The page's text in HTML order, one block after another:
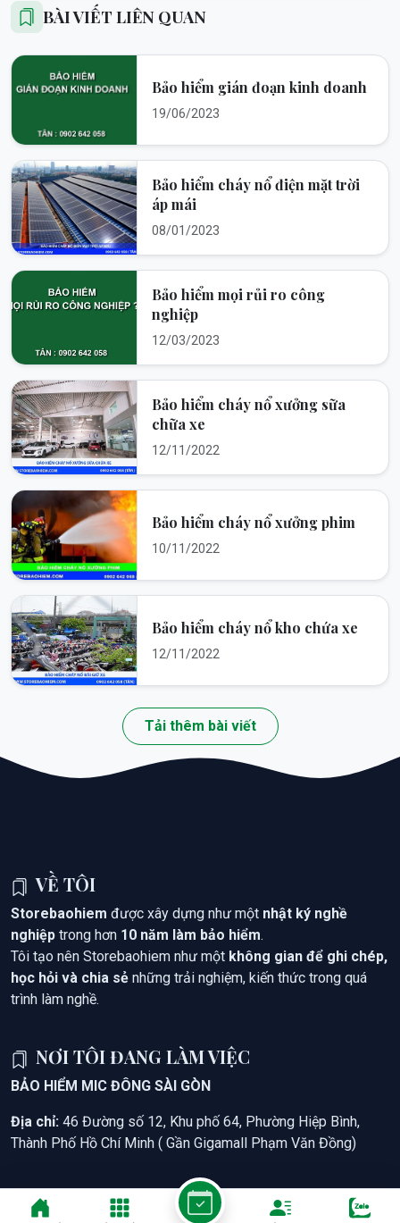
BÀI VIẾT LIÊN QUAN
Bảo hiểm gián đoạn kinh doanh
19/06/2023
Bảo hiểm cháy nổ điện mặt trời
áp mái
08/01/2023
Bảo hiểm mọi rủi ro công
nghiệp
12/03/2023
Bảo hiểm cháy nổ xưởng sữa
chữa xe
12/11/2022
Bảo hiểm cháy nổ xưởng phim
10/11/2022
Bảo hiểm cháy nổ kho chứa xe
12/11/2022
Tải thêm bài viết
VỀ TÔI
Storebaohiem được xây dựng như một nhật ký nghề
nghiệp trong hơn 10 năm làm bảo hiểm.
Tôi tạo nên Storebaohiem như một không gian để ghi chép,
học hỏi và chia sẻ những trải nghiệm, kiến thức trong quá
trình làm nghề.
NƠI TÔI ĐANG LÀM VIỆC
BẢO HIỂM MIC ĐÔNG SÀI GÒN
Địa chỉ: 46 Đường số 12, Khu phố 64, Phường Hiệp Bình,
Thành Phố Hồ Chí Minh ( Gần Gigamall Phạm Văn Đồng)
© STORE BẢO HIỂM . All rights reserved!